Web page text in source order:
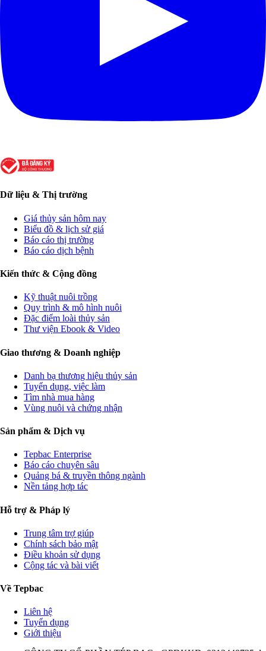
Dữ liệu & Thị trường
Giá thủy sản hôm nay
Biểu đồ & lịch sử giá
Báo cáo thị trường
Báo cáo dịch bệnh
Kiến thức & Cộng đồng
Kỹ thuật nuôi trồng
Quy trình & mô hình nuôi
Đặc điểm loài thủy sản
Thư viện Ebook & Video
Giao thương & Doanh nghiệp
Danh bạ thương hiệu thủy sản
Tuyển dụng, việc làm
Tìm nhà mua hàng
Vùng nuôi và chứng nhận
Sản phẩm & Dịch vụ
Tepbac Enterprise
Báo cáo chuyên sâu
Quảng bá & truyền thông ngành
Nền tảng hợp tác
Hỗ trợ & Pháp lý
Trung tâm trợ giúp
Chính sách bảo mật
Điều khoản sử dụng
Cộng tác và bài viết
Về Tepbac
Liên hệ
Tuyển dụng
Giới thiệu